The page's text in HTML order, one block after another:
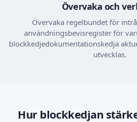
Övervaka och
Övervaka regelbundet för
användningsbevisregister för
blockkedjedokumentationskedja
utvecklas.
Hur blockkedjan